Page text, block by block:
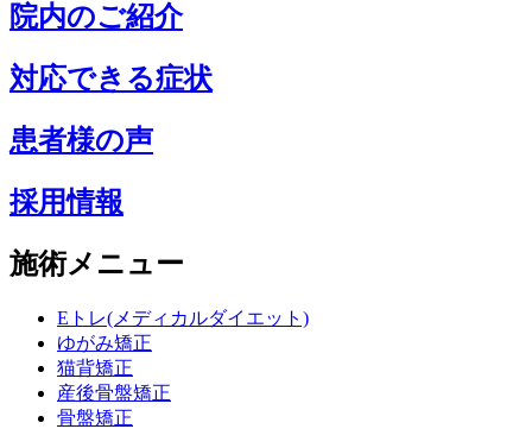
院内のご紹介
対応できる症状
患者様の声
採用情報
施術メニュー
Eトレ(メディカルダイエット)
ゆがみ矯正
猫背矯正
産後骨盤矯正
骨盤矯正